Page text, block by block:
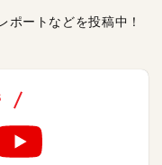
ポートなどを投稿中！